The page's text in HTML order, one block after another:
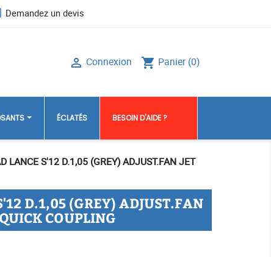
Demandez un devis
shopping_cart Panier (0)
 Connexion
ÉCLATÉS BESOIN D'AIDE ?
LANCE S'12 D.1,05 (GREY) ADJUST.FAN JET
D.1,05 (GREY) ADJUST.FAN
COUPLING